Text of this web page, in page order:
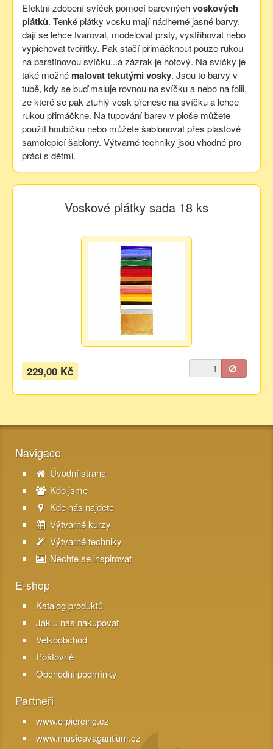
Efektní zdobení svíček pomocí barevnýchvoskových
plátků. Tenké plátky vosku mají nádherné jasné barvy,
dají se lehce tvarovat, modelovat prsty, vystřihovat nebo
vypichovat tvořítky. Pak stačí přimáčknout pouze rukou
na parafínovou svíčku...a zázrak je hotový. Na svíčky je
také možné malovat tekutými vosky. Jsou to barvy v
tubě, kdy se buď maluje rovnou na svíčku a nebo na folii,
ze které se pak ztuhlý vosk přenese na svíčku a lehce
rukou přimáčkne. Na tupování barev v ploše můžete
použít houbičku nebo můžete šablonovat přes plastové
samolepící šablony. Výtvarné techniky jsou vhodné pro
práci s dětmi.
Voskové plátky sada 18 ks
229,00 Kč
Navigace
Úvodní strana
Kdo jsme
Kde nás najdete
Výtvarné kurzy
Výtvarné techniky
Nechte se inspirovat
E-shop
Katalog produktů
Jak u nás nakupovat
Velkoobchod
Poštovné
Obchodní podmínky
Partneři
www.e-piercing.cz
www.musicavagantium.cz